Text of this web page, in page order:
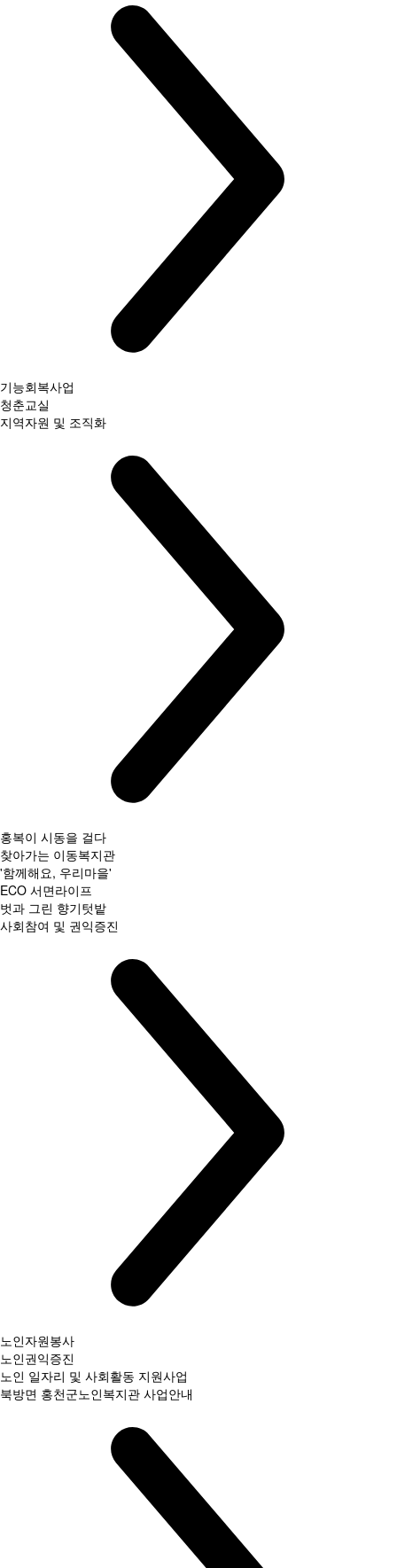
기능회복사업
청춘교실
지역자원 및 조직화
홍복이 시동을 걸다
찾아가는 이동복지관
'함께해요, 우리마을'
ECO 서면라이프
벗과 그린 향기텃밭
사회참여 및 권익증진
노인자원봉사
노인권익증진
노인 일자리 및 사회활동 지원사업
북방면 홍천군노인복지관 사업안내